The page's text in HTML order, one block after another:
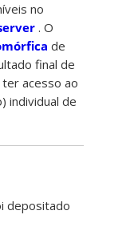
no
. O
de
final de
acesso ao
individual de
depositado